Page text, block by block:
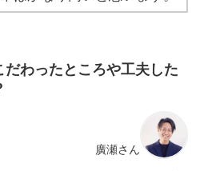
だわったところや工夫した
廣瀬さん